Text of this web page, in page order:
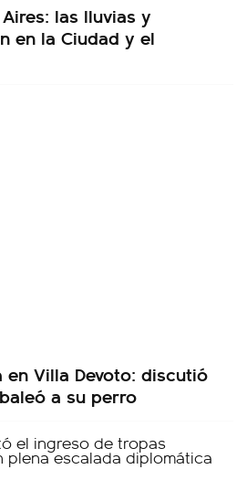
las lluvias y
en la Ciudad y el
en Villa Devoto: discutió
a su perro